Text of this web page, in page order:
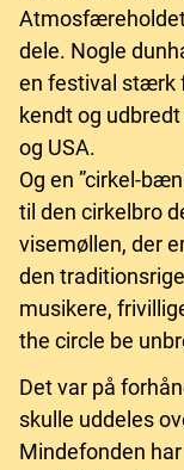
dele. Nogle
en festival stærk
kendt og
og USA.
Og en ”cirkel-
til den cirkelbro
visemøllen, der
den
musikere,
the circle be
Det var på
skulle uddeles
Mindefonden